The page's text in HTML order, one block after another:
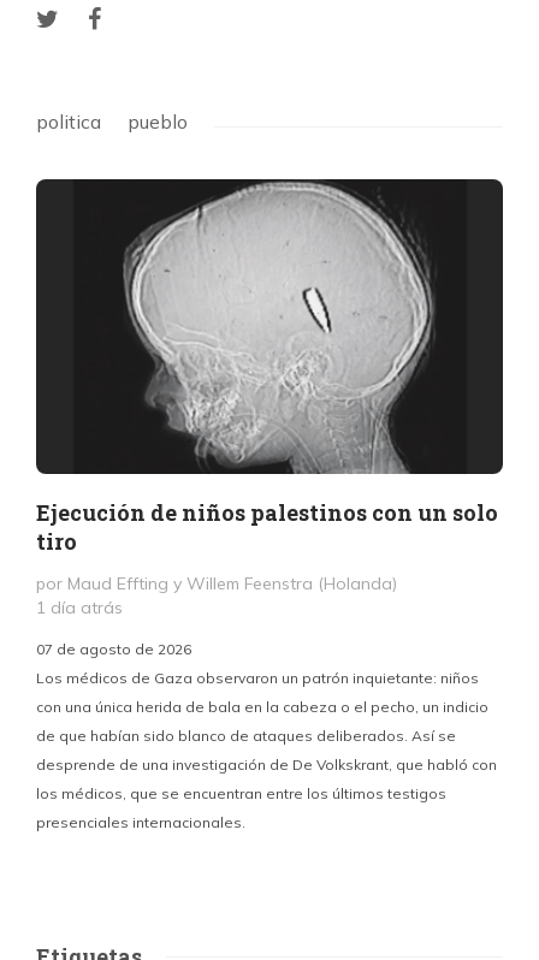
politica pueblo
Ejecución de niños palestinos con un solo
tiro
por Maud Effting y Willem Feenstra (Holanda)
1 día atrás
07 de agosto de 2026
Los médicos de Gaza observaron un patrón inquietante: niños
con una única herida de bala en la cabeza o el pecho, un indicio
de que habían sido blanco de ataques deliberados. Así se
desprende de una investigación de De Volkskrant, que habló con
los médicos, que se encuentran entre los últimos testigos
presenciales internacionales.